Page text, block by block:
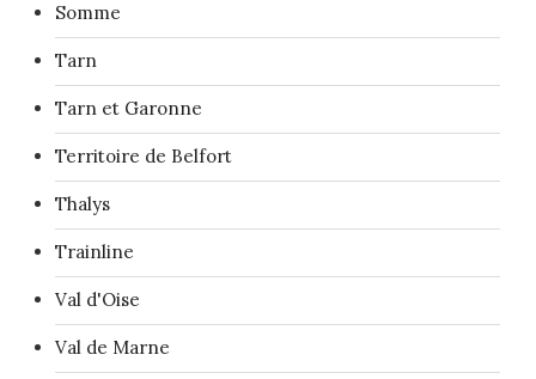
Somme
Tarn
Tarn et Garonne
Territoire de Belfort
Thalys
Trainline
Val d'Oise
Val de Marne